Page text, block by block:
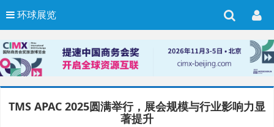
环球展览
TMS APAC 2025圆满举行，展会规模与行业影响力显
著提升